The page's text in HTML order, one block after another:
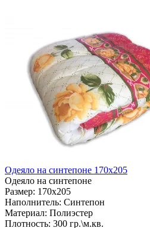
Одеяло на синтепоне 170х205
Одеяло на синтепоне
Размер: 170х205
Наполнитель: Синтепон
Материал: Полиэстер
Плотность: 300 гр.\м.кв.